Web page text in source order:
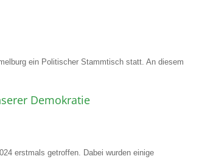
ein Politischer Stammtisch statt. An diesem
Demokratie
erstmals getroffen. Dabei wurden einige